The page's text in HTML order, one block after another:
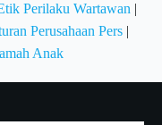
Perilaku Wartawan |
Perusahaan Pers|
Anak